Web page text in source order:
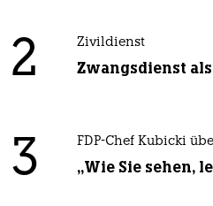
2 Zivildienst
Zwangsdienst
3 FDP-Chef Kubicki
„Wie Sie sehen,